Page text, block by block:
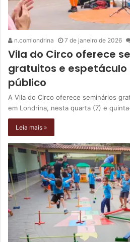
n.comlondrina 7 de janeiro de 2026
Vila do Circo oferece
gratuitos e
público
A Vila do Circo oferece seminários
em Londrina, nesta quarta (7) e
Leia mais »